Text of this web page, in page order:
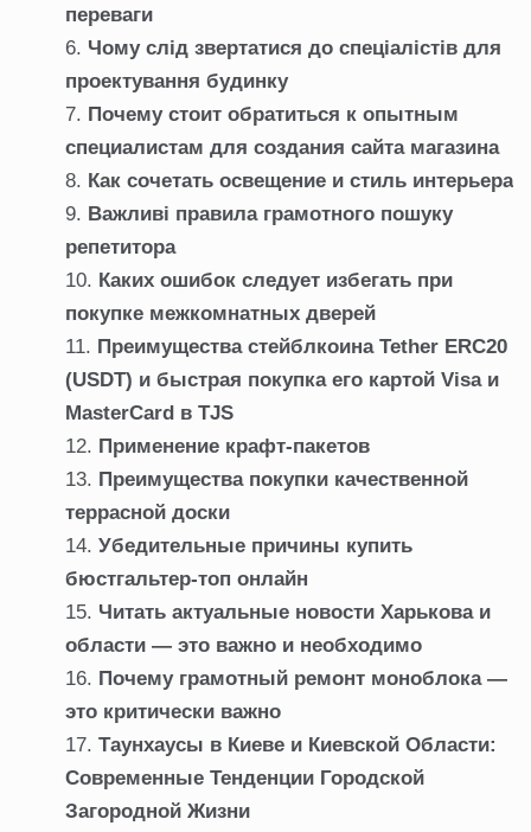
переваги
Чому слід звертатися до спеціалістів для
проектування будинку
Почему стоит обратиться к опытным
специалистам для создания сайта магазина
Как сочетать освещение и стиль интерьера
Важливі правила грамотного пошуку
репетитора
Каких ошибок следует избегать при
покупке межкомнатных дверей
Преимущества стейблкоина Tether ERC20
(USDT) и быстрая покупка его картой Visa и
MasterCard в TJS
Применение крафт-пакетов
Преимущества покупки качественной
террасной доски
Убедительные причины купить
бюстгальтер-топ онлайн
Читать актуальные новости Харькова и
области — это важно и необходимо
Почему грамотный ремонт моноблока —
это критически важно
Таунхаусы в Киеве и Киевской Области:
Современные Тенденции Городской
Загородной Жизни